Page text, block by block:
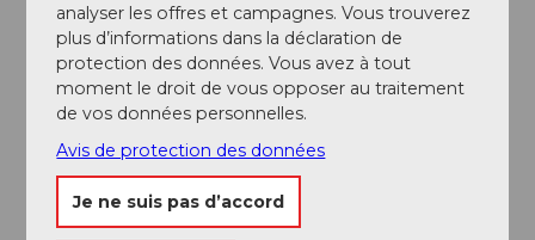
Comme alternative à Rotenbalm, des variantes de
descente plus simples sont disponibles tant du côté
d'Uri que vers Lidernen. À la cabane de Lidernen, les
visiteurs trouvent toujours quelque chose de
fraîchement cuit ainsi qu'un bon thé ou café.
analyser les offres et campagnes. Vous trouverez
plus d’informations dans la déclaration de
protection des données. Vous avez à tout
moment le droit de vous opposer au traitement
de vos données personnelles.
Avis de protection des données
Je ne suis pas d’accord